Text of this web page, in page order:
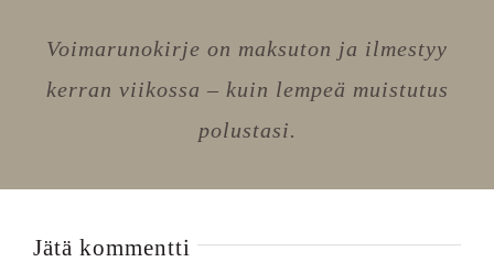
Voimarunokirje on maksuton ja ilmestyy
kerran viikossa – kuin lempeä muistutus
polustasi.
Jätä kommentti